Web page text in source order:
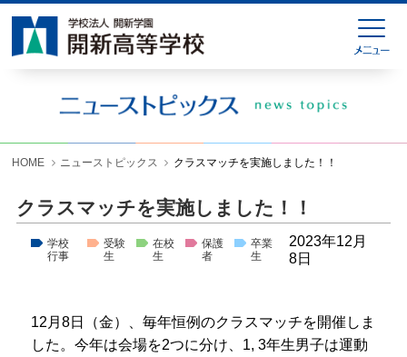
HOME ニューストピックス クラスマッチを実施しました！！
クラスマッチを実施しました！！
学校
行事
受験
生
在校
生
保護
者
卒業
生
2023年12月
8日
12月8日（金）、毎年恒例のクラスマッチを開催しま
した。今年は会場を2つに分け、1, 3年生男子は運動
HOME
緊急連絡
ニューストピックス
学校生活
入試情報
お問い合わせ